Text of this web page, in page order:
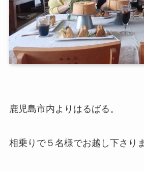
鹿児島市内よりはるばる。
相乗りで５名様でお越し下さり